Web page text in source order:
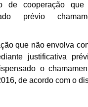
cooperação que
prévio
que não envolva
justificativa
o
de acordo com o